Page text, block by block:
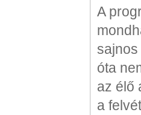
A
óta
az élő
a